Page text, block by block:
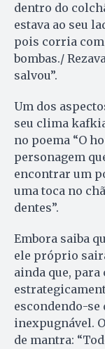
dentro do
estava ao seu
pois corria
bombas./
salvou”.
Um dos
seu clima
no poema “O
personagem
encontrar um
uma toca no
dentes”.
Embora saiba
ele próprio
ainda que,
escondendo-se
inexpugnável.
de mantra: